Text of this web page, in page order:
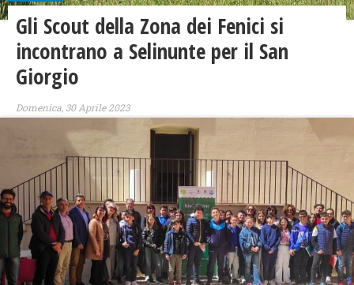
Gli Scout della Zona dei Fenici si
incontrano a Selinunte per il San
Giorgio
Domenica, 30 Aprile 2023